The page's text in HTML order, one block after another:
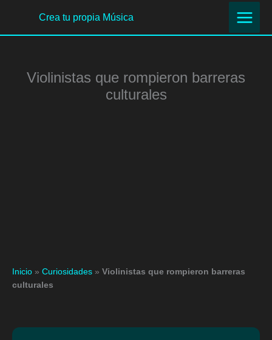
contenido
Crea tu propia Música
Violinistas que rompieron barreras
culturales
Inicio » Curiosidades » Violinistas que rompieron barreras
culturales